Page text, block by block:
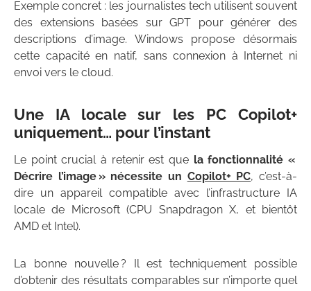
Exemple concret : les journalistes tech utilisent souvent
des extensions basées sur GPT pour générer des
descriptions d’image. Windows propose désormais
cette capacité en natif, sans connexion à Internet ni
envoi vers le cloud.
Une IA locale sur les PC Copilot+
uniquement… pour l’instant
Le point crucial à retenir est que la fonctionnalité «
Décrire l’image » nécessite un Copilot+ PC, c’est-à-
dire un appareil compatible avec l’infrastructure IA
locale de Microsoft (CPU Snapdragon X, et bientôt
AMD et Intel).
La bonne nouvelle ? Il est techniquement possible
d’obtenir des résultats comparables sur n’importe quel